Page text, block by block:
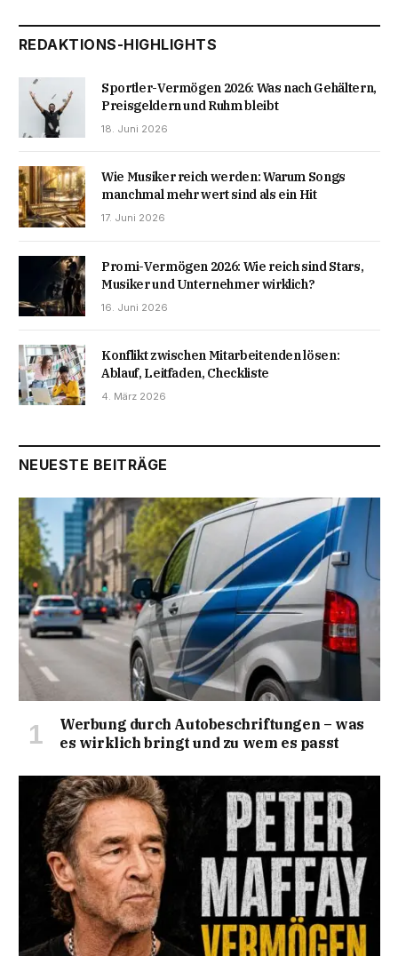
REDAKTIONS-HIGHLIGHTS
Sportler-Vermögen 2026: Was nach Gehältern,
Preisgeldern und Ruhm bleibt
18. Juni 2026
Wie Musiker reich werden: Warum Songs
manchmal mehr wert sind als ein Hit
17. Juni 2026
Promi-Vermögen 2026: Wie reich sind Stars,
Musiker und Unternehmer wirklich?
16. Juni 2026
Konflikt zwischen Mitarbeitenden lösen:
Ablauf, Leitfaden, Checkliste
4. März 2026
NEUESTE BEITRÄGE
Werbung durch Autobeschriftungen – was
es wirklich bringt und zu wem es passt